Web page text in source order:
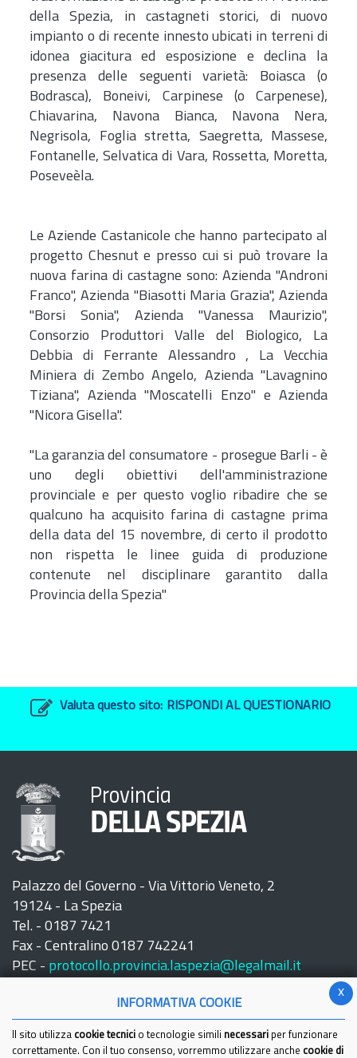
della Spezia, in castagneti storici, di nuovo
impianto o di recente innesto ubicati in terreni di
idonea giacitura ed esposizione e declina la
presenza delle seguenti varietà: Boiasca (o
Bodrasca), Boneivi, Carpinese (o Carpenese),
Chiavarina, Navona Bianca, Navona Nera,
Negrisola, Foglia stretta, Saegretta, Massese,
Fontanelle, Selvatica di Vara, Rossetta, Moretta,
Poseveèla.
Le Aziende Castanicole che hanno partecipato al
progetto Chesnut e presso cui si può trovare la
nuova farina di castagne sono: Azienda "Androni
Franco", Azienda "Biasotti Maria Grazia", Azienda
"Borsi Sonia", Azienda "Vanessa Maurizio",
Consorzio Produttori Valle del Biologico, La
Debbia di Ferrante Alessandro , La Vecchia
Miniera di Zembo Angelo, Azienda "Lavagnino
Tiziana", Azienda "Moscatelli Enzo" e Azienda
"Nicora Gisella".
"La garanzia del consumatore - prosegue Barli - è
uno degli obiettivi dell'amministrazione
provinciale e per questo voglio ribadire che se
qualcuno ha acquisito farina di castagne prima
della data del 15 novembre, di certo il prodotto
non rispetta le linee guida di produzione
contenute nel disciplinare garantito dalla
Provincia della Spezia"
Valuta questo sito: RISPONDI AL QUESTIONARIO
Provincia
DELLA SPEZIA
Palazzo del Governo - Via Vittorio Veneto, 2
19124 - La Spezia
Tel. - 0187 7421
Fax - Centralino 0187 742241
PEC - protocollo.provincia.laspezia@legalmail.it
x
INFORMATIVA COOKIE
Il sito utilizza cookie tecnici o tecnologie simili necessari per funzionare
correttamente. Con il tuo consenso, vorremmo utilizzare anche cookie di